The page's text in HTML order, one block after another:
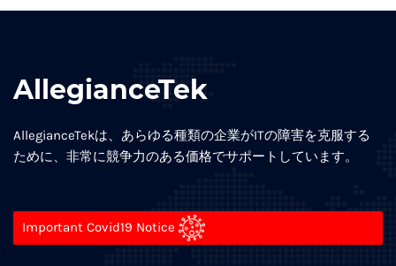
AllegianceTek
AllegianceTekは、あらゆる種類の企業がITの障害を克服する
ために、非常に競争力のある価格でサポートしています。
Important Covid19 Notice